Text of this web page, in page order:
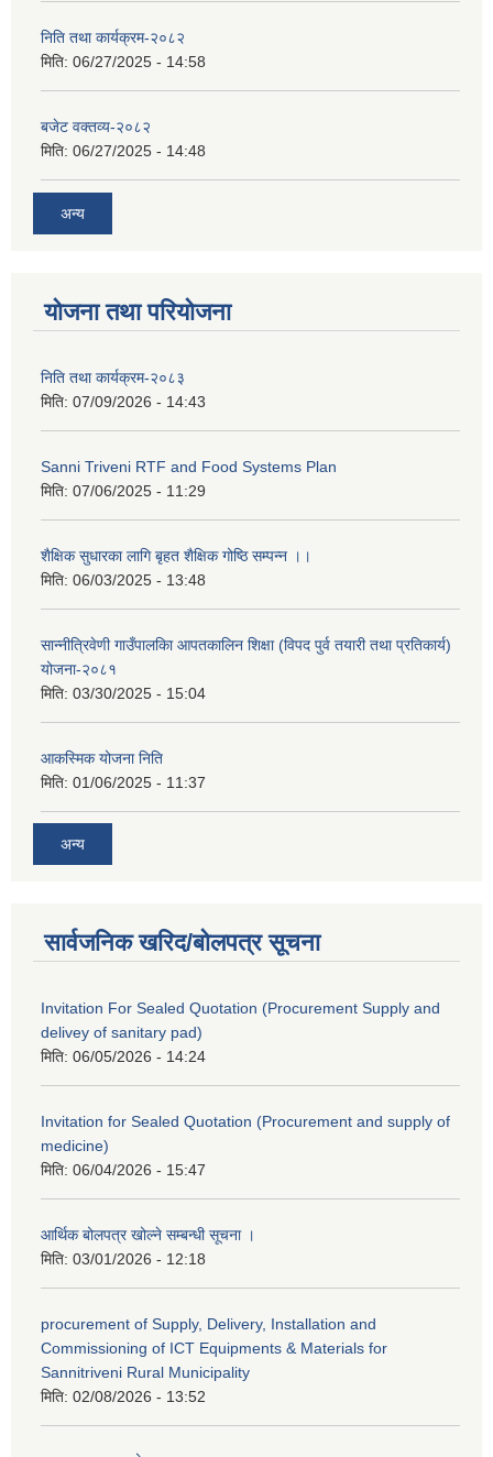
निति तथा कार्यक्रम-२०८२
मिति: 06/27/2025 - 14:58
बजेट वक्तव्य-२०८२
मिति: 06/27/2025 - 14:48
अन्य
योजना तथा परियोजना
निति तथा कार्यक्रम-२०८३
मिति: 07/09/2026 - 14:43
Sanni Triveni RTF and Food Systems Plan
मिति: 07/06/2025 - 11:29
शैक्षिक सुधारका लागि बृहत शैक्षिक गोष्ठि सम्पन्न ।।
मिति: 06/03/2025 - 13:48
सान्नीत्रिवेणी गाउँपालकिा आपतकालिन शिक्षा (विपद पुर्व तयारी तथा प्रतिकार्य)
योजना-२०८१
मिति: 03/30/2025 - 15:04
आकस्मिक योजना निति
मिति: 01/06/2025 - 11:37
अन्य
सार्वजनिक खरिद/बोलपत्र सूचना
Invitation For Sealed Quotation (Procurement Supply and
delivey of sanitary pad)
मिति: 06/05/2026 - 14:24
Invitation for Sealed Quotation (Procurement and supply of
medicine)
मिति: 06/04/2026 - 15:47
आर्थिक बोलपत्र खोल्ने सम्बन्धी सूचना ।
मिति: 03/01/2026 - 12:18
procurement of Supply, Delivery, Installation and
Commissioning of ICT Equipments & Materials for
Sannitriveni Rural Municipality
मिति: 02/08/2026 - 13:52